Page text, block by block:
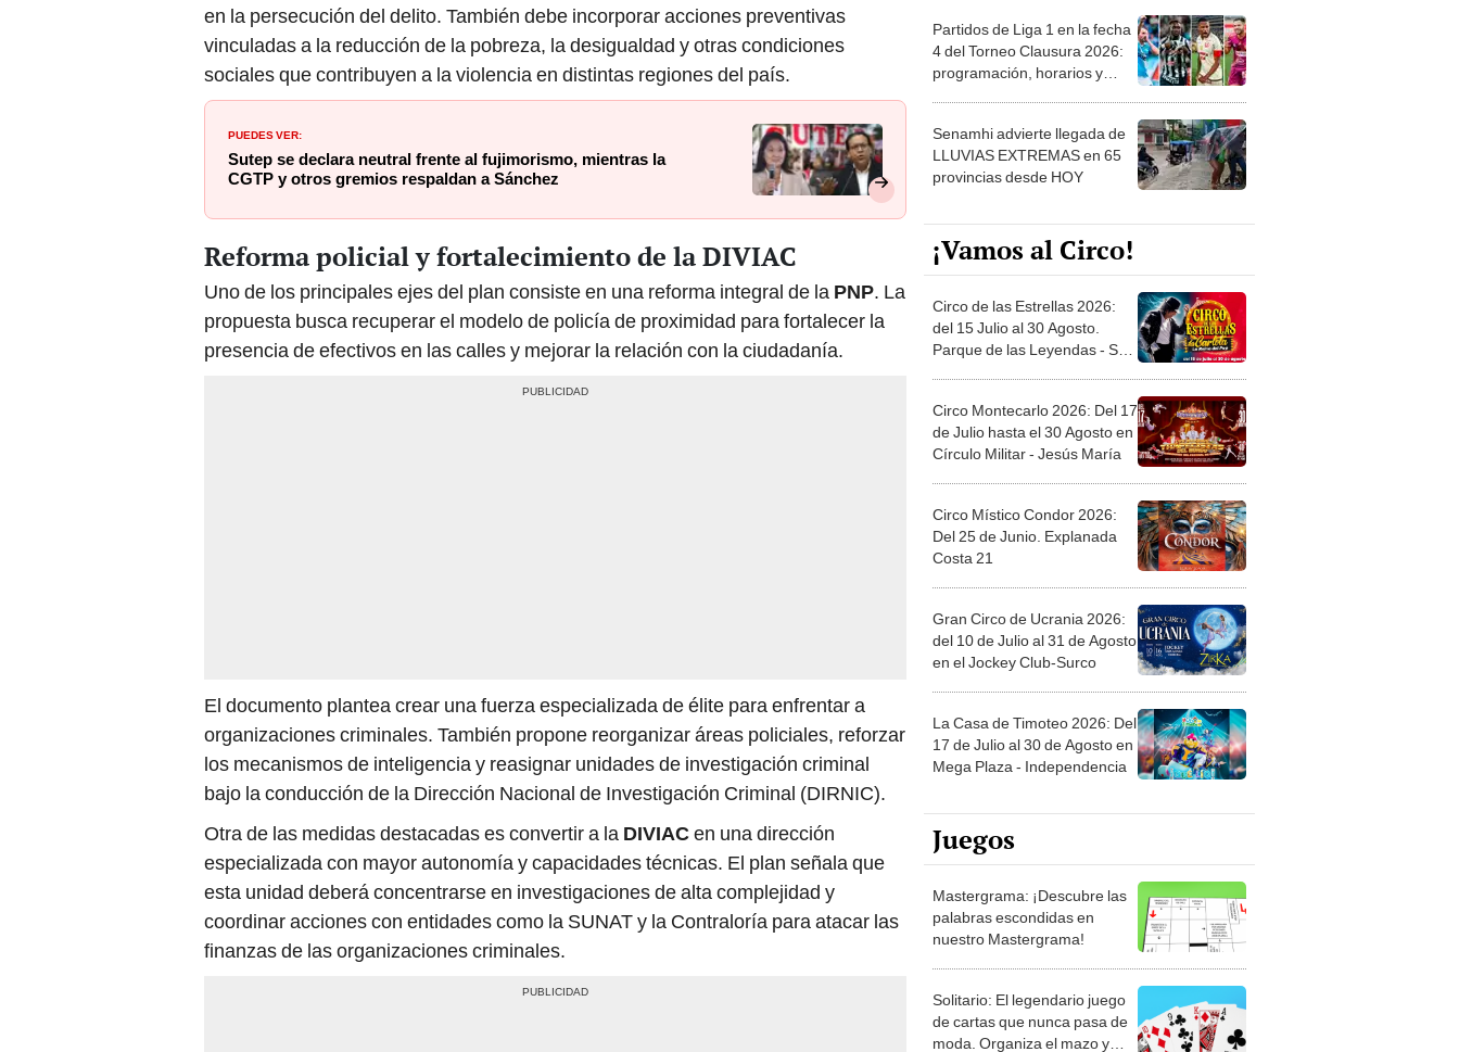
en la persecución del delito. También debe incorporar acciones preventivas
vinculadas a la reducción de la pobreza, la desigualdad y otras condiciones
sociales que contribuyen a la violencia en distintas regiones del país.
PUEDES VER:
Sutep se declara neutral frente al fujimorismo, mientras la
CGTP y otros gremios respaldan a Sánchez
Reforma policial y fortalecimiento de la DIVIAC
Uno de los principales ejes del plan consiste en una reforma integral de la PNP. La
propuesta busca recuperar el modelo de policía de proximidad para fortalecer la
presencia de efectivos en las calles y mejorar la relación con la ciudadanía.
El documento plantea crear una fuerza especializada de élite para enfrentar a
organizaciones criminales. También propone reorganizar áreas policiales, reforzar
los mecanismos de inteligencia y reasignar unidades de investigación criminal
bajo la conducción de la Dirección Nacional de Investigación Criminal (DIRNIC).
Otra de las medidas destacadas es convertir a la DIVIACen una dirección
especializada con mayor autonomía y capacidades técnicas. El plan señala que
esta unidad deberá concentrarse en investigaciones de alta complejidad y
coordinar acciones con entidades como la SUNAT y la Contraloría para atacar las
finanzas de las organizaciones criminales.
Partidos de Liga 1 en la fecha
4 del Torneo Clausura 2026:
programación, horarios y
Senamhi advierte llegada de
LLUVIAS EXTREMAS en 65
provincias desde HOY
¡Vamos al Circo!
Circo de las Estrellas 2026:
del 15 Julio al 30 Agosto.
Parque de las Leyendas - San
Circo Montecarlo 2026: Del 17
de Julio hasta el 30 Agosto en
Círculo Militar - Jesús María
Circo Místico Condor 2026:
Del 25 de Junio. Explanada
Costa 21
Gran Circo de Ucrania 2026:
del 10 de Julio al 31 de Agosto
en el Jockey Club-Surco
La Casa de Timoteo 2026: Del
17 de Julio al 30 de Agosto en
Mega Plaza - Independencia
Juegos
Mastergrama: ¡Descubre las
palabras escondidas en
nuestro Mastergrama!
Solitario: El legendario juego
de cartas que nunca pasa de
moda. Organiza el mazo y